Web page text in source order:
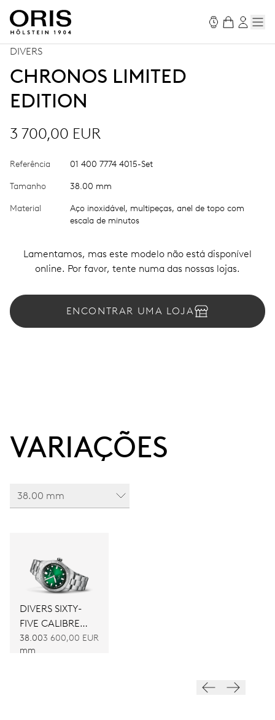
DIVERS
CHRONOS LIMITED
EDITION
3 700,00 EUR
Referência 01 400 7774 4015-Set
Tamanho 38.00 mm
Material
Aço inoxidável, multipeças, anel de topo com
escala de minutos
Lamentamos, mas este modelo não está disponível
online. Por favor, tente numa das nossas lojas.
ENCONTRAR UMA LOJA
VARIAÇÕES
38.00 mm
DIVERS SIXTY-
FIVE CALIBRE
400
38.00
mm
3 600,00 EUR